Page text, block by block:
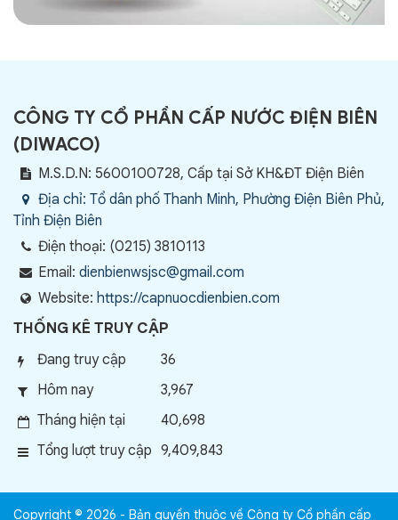
CÔNG TY CỔ PHẦN CẤP NƯỚC ĐIỆN BIÊN
(DIWACO)
M.S.D.N: 5600100728, Cấp tại Sở KH&ĐT Điện Biên
Địa chỉ: Tổ dân phố Thanh Minh, Phường Điện Biên Phủ,
Tỉnh Điện Biên
Điện thoại: (0215) 3810113
Email: dienbienwsjsc@gmail.com
Website: https://capnuocdienbien.com
THỐNG KÊ TRUY CẬP
Đang truy cập
36
Hôm nay
3,967
Tháng hiện tại
40,698
Tổng lượt truy cập 9,409,843
Copyright © 2026 - Bản quyền thuộc về Công ty Cổ phần cấp